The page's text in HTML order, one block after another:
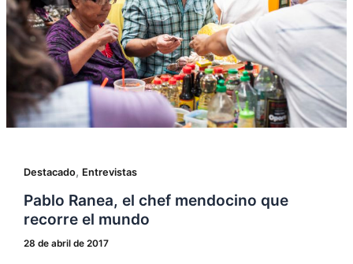
Destacado, Entrevistas
Pablo Ranea, el chef mendocino que
recorre el mundo
28 de abril de 2017